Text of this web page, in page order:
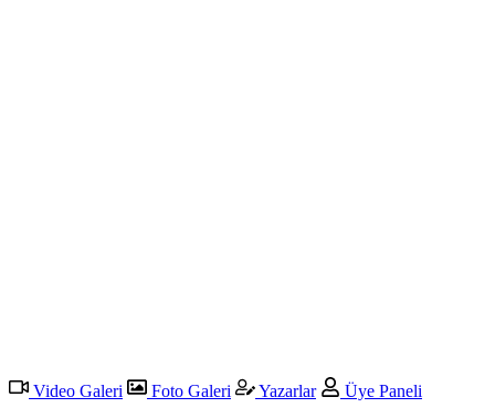
Video Galeri Foto Galeri Yazarlar
Üye Paneli